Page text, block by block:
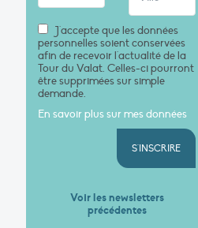
J'accepte que les données
personnelles soient conservées
afin de recevoir l'actualité de la
Tour du Valat. Celles-ci pourront
être supprimées sur simple
demande.
En savoir plus sur mes données
S'INSCRIRE
Voir les newsletters
précédentes